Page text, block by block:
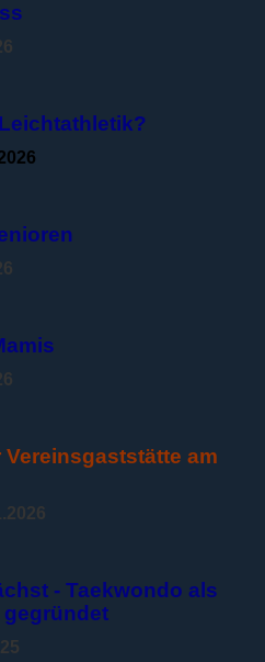
am
- Taekwondo als
gegründet